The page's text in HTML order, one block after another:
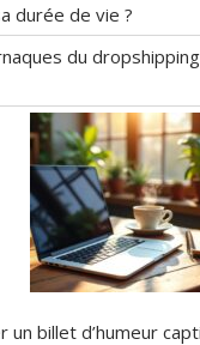
durée de vie ?
du
un billet d’humeur